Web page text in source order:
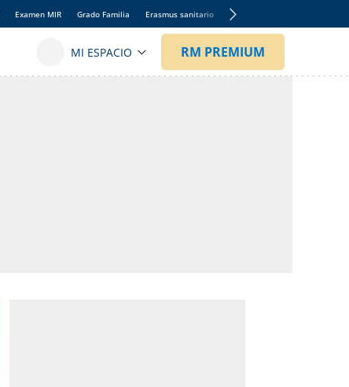
Examen MIR Grado Familia Erasmus sanitario